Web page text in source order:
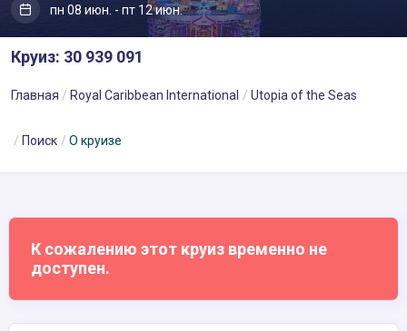
пн 08 июн. - пт 12 июн.
Круиз: 30 939 091
Главная Royal Caribbean International Utopia of the Seas
Поиск О круизе
К сожалению этот круиз временно не
доступен.